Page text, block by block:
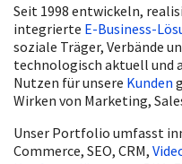
Seit 1998 entwickeln,
integrierte E-Business-
soziale Träger, Verbände
technologisch aktuell und
Nutzen für unsere Kunden
Wirken von Marketing,
Unser Portfolio umfasst
Commerce, SEO, CRM,